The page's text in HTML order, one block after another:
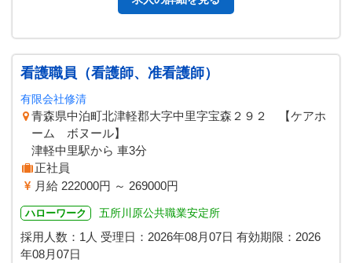
看護職員（看護師、准看護師）
有限会社修清
青森県中泊町北津軽郡大字中里字宝森２９２ 【ケアホ
ーム ボヌール】
津軽中里駅から 車3分
正社員
月給 222000円 ～ 269000円
ハローワーク 五所川原公共職業安定所
採用人数：1人 受理日： 2026年08月07日 有効期限： 2026
年08月07日